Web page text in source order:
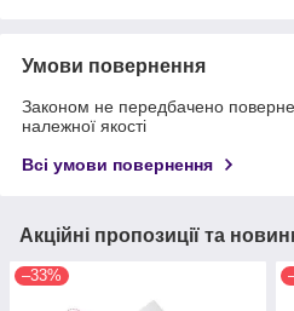
Умови повернення
Законом не передбачено
належної якості
Всі умови повернення
Акційні пропозиції та
–33%